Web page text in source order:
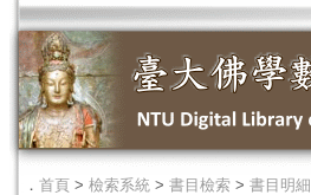
． 首頁 > 檢索系統 > 書目檢索 > 書目明細